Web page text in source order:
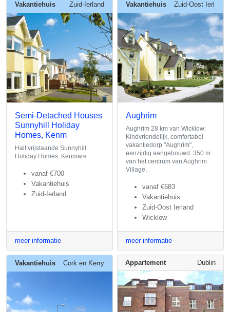
Vakantiehuis Zuid-Ierland
Semi-Detached Houses
Sunnyhill Holiday
Homes, Kenm
Half vrijstaande Sunnyhill
Holiday Homes, Kenmare
vanaf €700
Vakantiehuis
Zuid-Ierland
meer informatie
Vakantiehuis Zuid-Oost Ierland
Aughrim
Aughrim 28 km van Wicklow:
Kindvriendelijk, comfortabel
vakantiedorp "Aughrim",
eenzijdig aangebouwd. 350 m
van het centrum van Aughrim
Village,
vanaf €683
Vakantiehuis
Zuid-Oost Ierland
Wicklow
meer informatie
Vakantiehuis Cork en Kerry Appartement Dublin